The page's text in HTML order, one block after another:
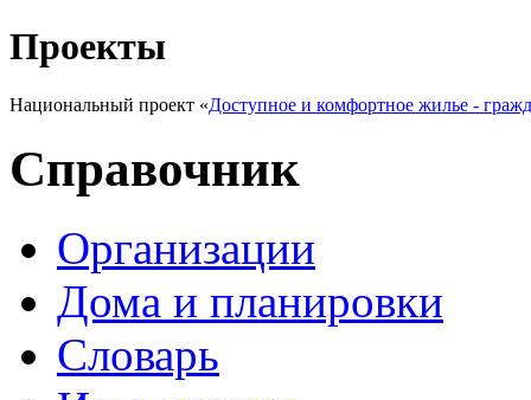
Проекты
Национальный проект «Доступное и комфортное жилье -
Справочник
Организации
Дома и планировки
Словарь